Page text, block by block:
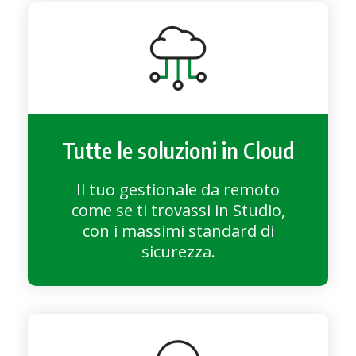
Tutte le soluzioni in Cloud
Il tuo gestionale da remoto
come se ti trovassi in Studio,
con i massimi standard di
sicurezza.